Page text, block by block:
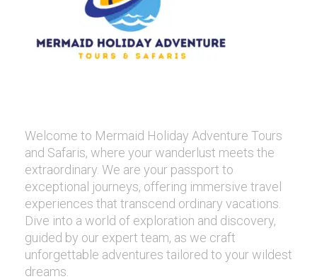
Welcome to Mermaid Holiday Adventure Tours
and Safaris, where your wanderlust meets the
extraordinary. We are your passport to
exceptional journeys, offering immersive travel
experiences that transcend ordinary vacations.
Dive into a world of exploration and discovery,
guided by our expert team, as we craft
unforgettable adventures tailored to your wildest
dreams.